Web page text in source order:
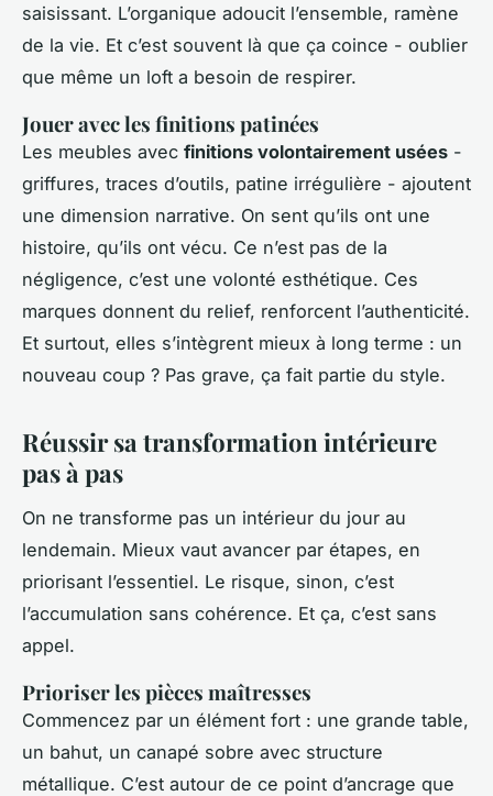
saisissant. L’organique adoucit l’ensemble, ramène
de la vie. Et c’est souvent là que ça coince - oublier
que même un loft a besoin de respirer.
Jouer avec les finitions patinées
Les meubles avec finitions volontairement usées -
griffures, traces d’outils, patine irrégulière - ajoutent
une dimension narrative. On sent qu’ils ont une
histoire, qu’ils ont vécu. Ce n’est pas de la
négligence, c’est une volonté esthétique. Ces
marques donnent du relief, renforcent l’authenticité.
Et surtout, elles s’intègrent mieux à long terme : un
nouveau coup ? Pas grave, ça fait partie du style.
Réussir sa transformation intérieure
pas à pas
On ne transforme pas un intérieur du jour au
lendemain. Mieux vaut avancer par étapes, en
priorisant l’essentiel. Le risque, sinon, c’est
l’accumulation sans cohérence. Et ça, c’est sans
appel.
Prioriser les pièces maîtresses
Commencez par un élément fort : une grande table,
un bahut, un canapé sobre avec structure
métallique. C’est autour de ce point d’ancrage que